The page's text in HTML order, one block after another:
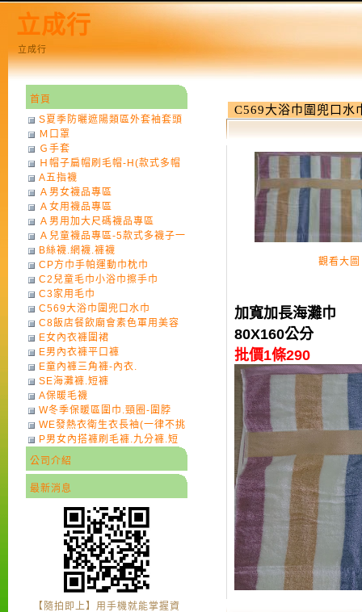
立成行
立成行
C569大浴巾圍兜口水
觀看大圖
加寬加長海灘巾
80X160公分
批價1條290
首頁
S夏季防曬遮陽類區外套袖套頭
巾
Ｍ口罩
Ｇ手套
Ｈ帽子扁帽刷毛帽-H(款式多帽
子一律不挑色)
A五指襪
Ａ男女襪品專區
Ａ女用襪品專區
Ａ男用加大尺碼襪品專區
Ａ兒童襪品專區-5款式多襪子一
律不挑款式花色)
B絲襪.網襪.褲襪
CP方巾手帕運動巾枕巾
C2兒童毛巾小浴巾擦手巾
C3家用毛巾
C569大浴巾圍兜口水巾
C8飯店餐飲廟會素色軍用美容
巾
E女內衣褲圍裙
E男內衣褲平口褲
E童內褲三角褲-內衣.
SE海灘褲.短褲
A保暖毛襪
W冬季保暖區圍巾.頸圈-圍脖
WE發熱衣衛生衣長袖(一律不挑
色)-7
P男女內搭褲刷毛褲.九分褲.短
褲
公司介紹
最新消息
【隨拍即上】用手機就能掌握資